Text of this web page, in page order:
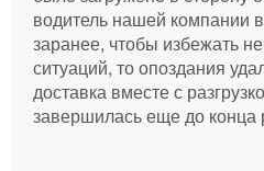
водитель нашей компании
заранее, чтобы избежать
ситуаций, то опоздания
доставка вместе с
завершилась еще до конца